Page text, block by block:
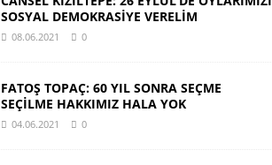
SOSYAL DEMOKRASİYE VERELİM
08.06.2021 0
FATOŞ TOPAÇ: 60 YIL SONRA SEÇME
SEÇİLME HAKKIMIZ HALA YOK
04.06.2021 0